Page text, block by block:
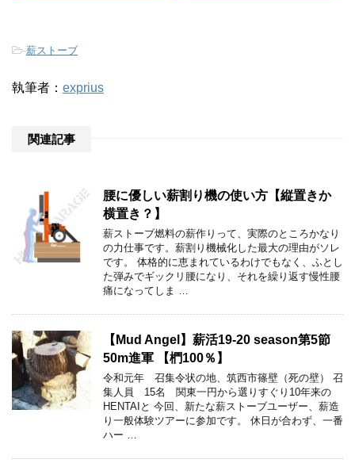
-薪ストーブ
執筆者： exprius
関連記事
腰に優しい薪割り機の使い方【縦置きか
横置き？】
薪ストーブ燃料の薪作りって、実際のところかなり
の力仕事です。薪割り機械化した最大の理由がソレ
です。 体格的に恵まれているわけでもなく、ふとし
た弾みでギックリ腰になり、それを繰り返す慢性腰
痛になってしま …
【Mud Angel】薪活19-20 season第5節
50m進軍 【椚100％】
令和元年 召集令状の地、筑西市篠壁（死の壁） 召
集人員 15名 関東一円から選りすぐり10年来の
HENTAIと 今回、新たな薪ストーブユーザー、薪造
り一般体験ツアーに参加です。 休日が合わず、一番
ハー …